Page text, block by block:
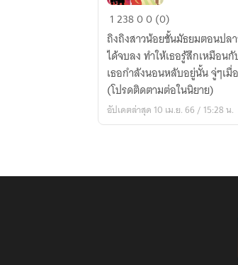
Dream
love
123800 (0)
ถิงถิงสาวน้อยชั้นมัธยมตอนปล
ได้จบลง ทำให้เธอรู้สึกเหมือน
เธอกำลังนอนหลับอยู่นั้น จู่ๆเ
(โปรดติดตามต่อในนิยาย)
อัปเดตล่าสุด 10 เม.ย. 66 / 15:28 น.